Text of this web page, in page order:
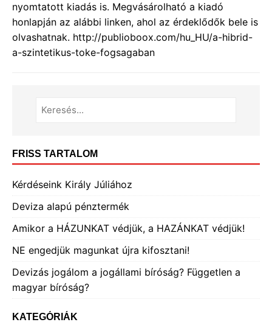
nyomtatott kiadás is. Megvásárolható a kiadó
honlapján az alábbi linken, ahol az érdeklődők bele is
olvashatnak. http://publioboox.com/hu_HU/a-hibrid-
a-szintetikus-toke-fogsagaban
FRISS TARTALOM
Kérdéseink Király Júliához
Deviza alapú pénztermék
Amikor a HÁZUNKAT védjük, a HAZÁNKAT védjük!
NE engedjük magunkat újra kifosztani!
Devizás jogálom a jogállami bíróság? Független a
magyar bíróság?
KATEGÓRIÁK